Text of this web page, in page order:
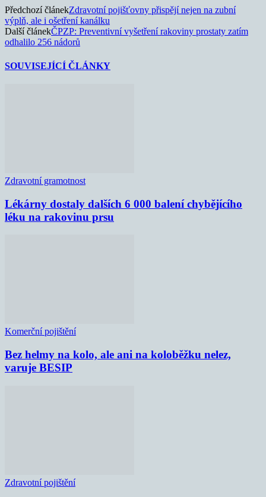
Předchozí článekZdravotní pojišťovny přispějí nejen na zubní
výplň, ale i ošetření kanálku
Další článekČPZP: Preventivní vyšetření rakoviny prostaty zatím
odhalilo 256 nádorů
SOUVISEJÍCÍ ČLÁNKY
Zdravotní gramotnost
Lékárny dostaly dalších 6 000 balení chybějícího
léku na rakovinu prsu
Komerční pojištění
Bez helmy na kolo, ale ani na koloběžku nelez,
varuje BESIP
Zdravotní pojištění